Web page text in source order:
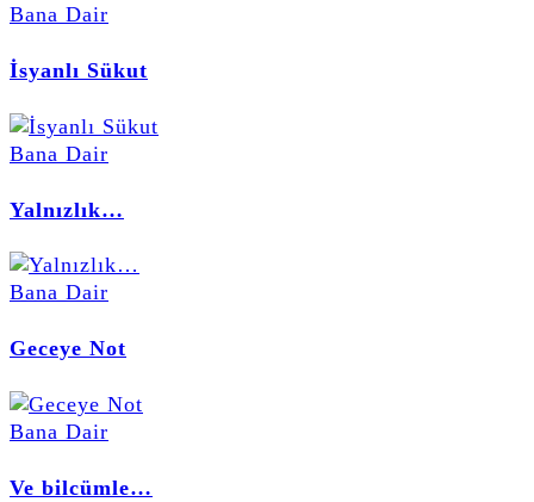
Bana Dair
İsyanlı Sükut
Bana Dair
Yalnızlık…
Bana Dair
Geceye Not
Bana Dair
Ve bilcümle…